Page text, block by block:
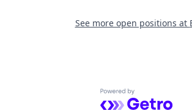
See more open positions at
Powered by